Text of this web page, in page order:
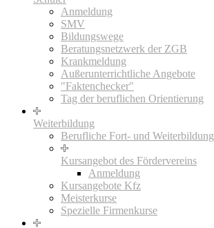
Anmeldung
SMV
Bildungswege
Beratungsnetzwerk der ZGB
Krankmeldung
Außerunterrichtliche Angebote
"Faktenchecker"
Tag der beruflichen Orientierung
Weiterbildung
Berufliche Fort- und Weiterbildung
Kursangebot des Fördervereins
Anmeldung
Kursangebote Kfz
Meisterkurse
Spezielle Firmenkurse